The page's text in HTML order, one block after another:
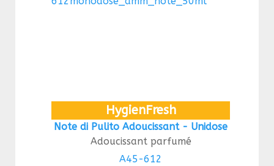
HygienFresh
Note di Pulito Adoucissant - Unidose
Adoucissant parfumé
A45-612